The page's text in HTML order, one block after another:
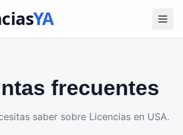
frecuentes
saber sobre Licencias en USA.